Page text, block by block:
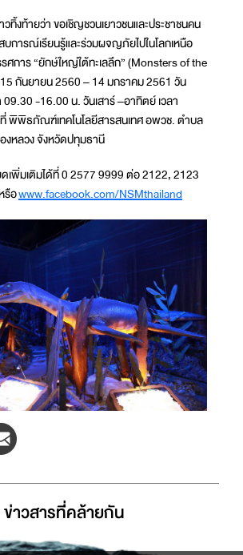
ทิ้งท้ายว่า ขอเชิญชวนเยาวชนและประชาชนคน
บการณ์เรียนรู้และร่วมผจญภัยไปในโลกเหนือ
การ “ยักษ์ใหญ่ใต้ทะเลลึก” (Monsters of the
กันยายน 2560 – 14 มกราคม 2561 วัน
09.30 -16.00 น. วันเสาร์ –อาทิตย์ เวลา
พิพิธภัณฑ์เทคโนโลยีสารสนเทศ อพวช. ตำบล
งหลวง จังหวัดปทุมธานี
เพิ่มเติมได้ที่ 0 2577 9999 ต่อ 2122, 2123
รือwww.facebook.com/NSMthailand
ข่าวสารที่่คล้ายกัน